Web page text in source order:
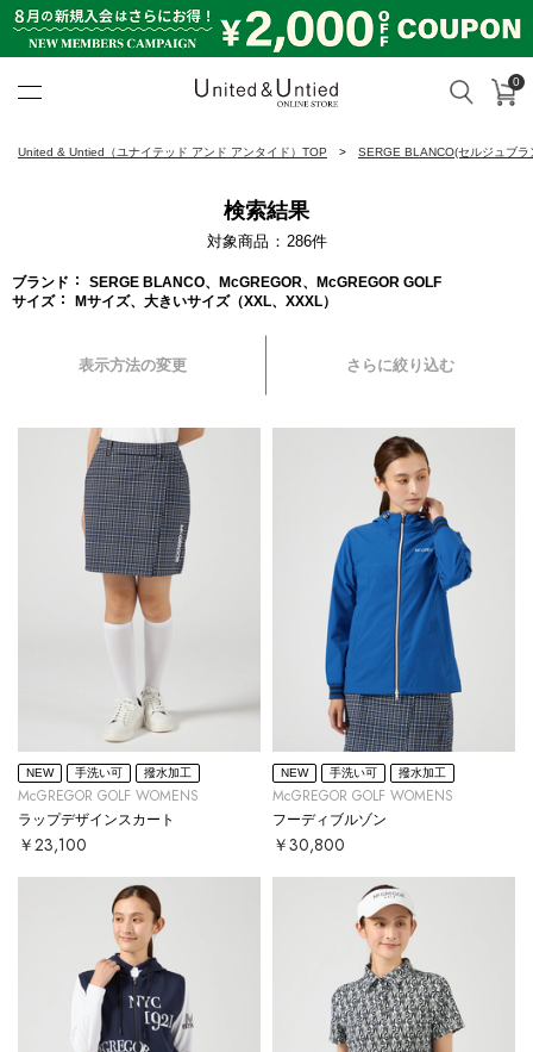
検索 カ
0
United & Untied（ユナイテッド アンド アンタイド）TOP SERGE BLANCO(セルジュブ
検索結果
対象商品 286件
ブランド
SERGE BLANCO、McGREGOR、McGREGOR GOLF
サイズ
Mサイズ、大きいサイズ（XXL、XXXL）
表示方法の変更 さらに絞り込む
NEW 手洗い可 撥水加工
McGREGOR GOLF WOMENS
ラップデザインスカート
￥23,100
NEW 手洗い可 撥水加工
McGREGOR GOLF WOMENS
フーディブルゾン
￥30,800